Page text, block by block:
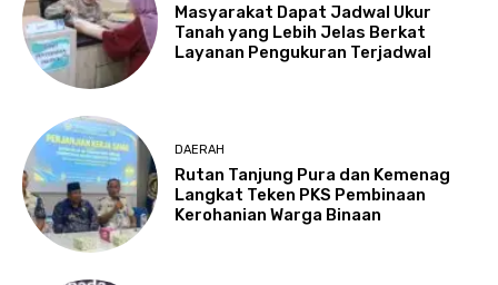
Masyarakat Dapat Jadwal Ukur
Tanah yang Lebih Jelas Berkat
Layanan Pengukuran Terjadwal
DAERAH
Rutan Tanjung Pura dan Kemenag
Langkat Teken PKS Pembinaan
Kerohanian Warga Binaan